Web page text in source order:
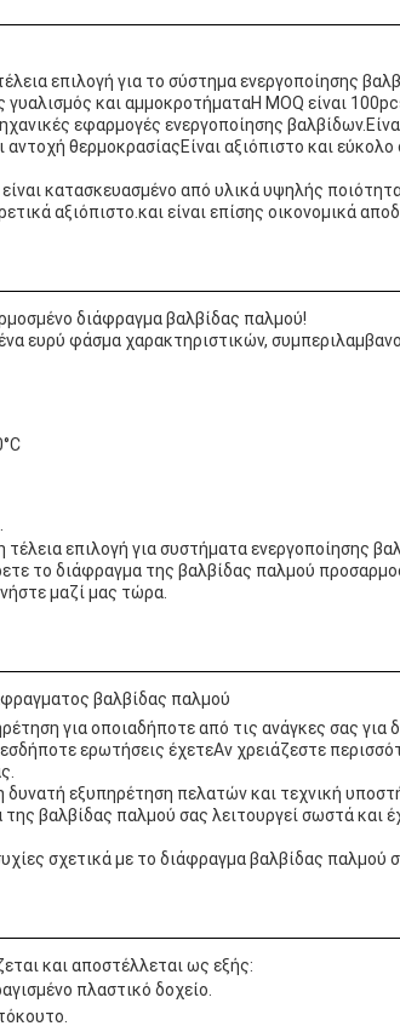
επιλογή για το σύστημα ενεργοποίησης
και αμμοκροτήματαΗ MOQ είναι
εφαρμογές ενεργοποίησης
θερμοκρασίαςΕίναι αξιόπιστο και
κατασκευασμένο από υλικά υψηλής
αξιόπιστο.και είναι επίσης οικονομικά
διάφραγμα βαλβίδας παλμού!
ευρύ φάσμα χαρακτηριστικών,
τέλεια επιλογή για συστήματα ενεργοποίησης
το διάφραγμα της βαλβίδας παλμού
μαζί μας τώρα.
βαλβίδας παλμού
για οποιαδήποτε από τις ανάγκες σας για
ερωτήσεις έχετεΑν χρειάζεστε
εξυπηρέτηση πελατών και τεχνική
βαλβίδας παλμού σας λειτουργεί σωστά και
σχετικά με το διάφραγμα βαλβίδας παλμού
και αποστέλλεται ως εξής:
πλαστικό δοχείο.